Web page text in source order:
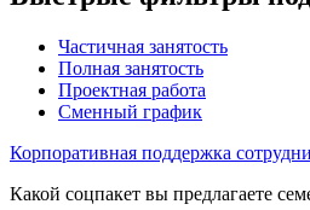
Частичная занятость
Полная занятость
Проектная работа
Сменный график
Корпоративная поддержка
Какой соцпакет вы предлагаете